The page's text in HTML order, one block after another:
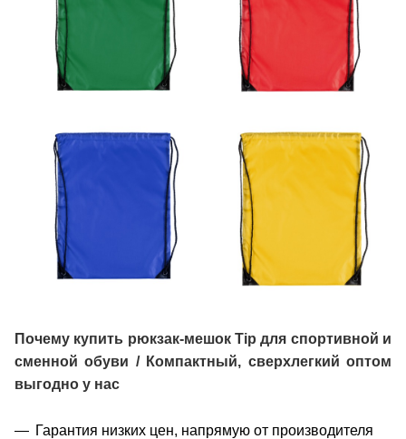
Почему купить рюкзак-мешок Tip для спортивной и
сменной обуви / Компактный, сверхлегкий оптом
выгодно у нас
Гарантия низких цен, напрямую от производителя